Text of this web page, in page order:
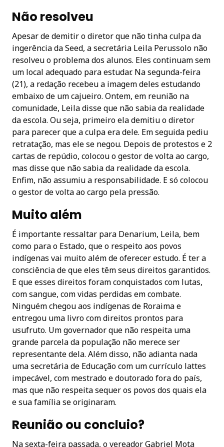
Não resolveu
Apesar de demitir o diretor que não tinha culpa da
ingerência da Seed, a secretária Leila Perussolo não
resolveu o problema dos alunos. Eles continuam sem
um local adequado para estudar. Na segunda-feira
(21), a redação recebeu a imagem deles estudando
embaixo de um cajueiro. Ontem, em reunião na
comunidade, Leila disse que não sabia da realidade
da escola. Ou seja, primeiro ela demitiu o diretor
para parecer que a culpa era dele. Em seguida pediu
retratação, mas ele se negou. Depois de protestos e 2
cartas de repúdio, colocou o gestor de volta ao cargo,
mas disse que não sabia da realidade da escola.
Enfim, não assumiu a responsabilidade. E só colocou
o gestor de volta ao cargo pela pressão.
Muito além
É importante ressaltar para Denarium, Leila, bem
como para o Estado, que o respeito aos povos
indígenas vai muito além de oferecer estudo. É ter a
consciência de que eles têm seus direitos garantidos.
E que esses direitos foram conquistados com lutas,
com sangue, com vidas perdidas em combate.
Ninguém chegou aos indígenas de Roraima e
entregou uma livro com direitos prontos para
usufruto. Um governador que não respeita uma
grande parcela da população não merece ser
representante dela. Além disso, não adianta nada
uma secretária de Educação com um currículo lattes
impecável, com mestrado e doutorado fora do país,
mas que não respeita sequer os povos dos quais ela
e sua família se originaram.
Reunião ou concluio?
Na sexta-feira passada, o vereador Gabriel Mota